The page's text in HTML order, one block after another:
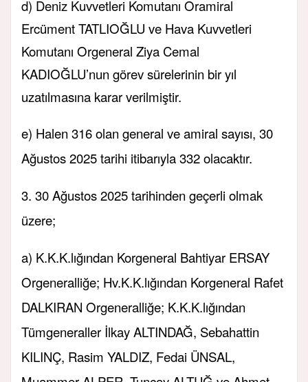
d) Deniz Kuvvetleri Komutanı Oramiral
Ercüment TATLIOĞLU ve Hava Kuvvetleri
Komutanı Orgeneral Ziya Cemal
KADIOĞLU’nun görev sürelerinin bir yıl
uzatılmasına karar verilmiştir.
e) Halen 316 olan general ve amiral sayısı, 30
Ağustos 2025 tarihi itibarıyla 332 olacaktır.
3. 30 Ağustos 2025 tarihinden geçerli olmak
üzere;
a) K.K.K.lığından Korgeneral Bahtiyar ERSAY
Orgeneralliğe; Hv.K.K.lığından Korgeneral Rafet
DALKIRAN Orgeneralliğe; K.K.K.lığından
Tümgeneraller İlkay ALTINDAĞ, Sebahattin
KILINÇ, Rasim YALDIZ, Fedai ÜNSAL,